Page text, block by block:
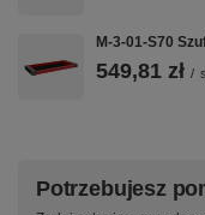
M-3-01-S70
549,81 zł /
Potrzebujesz